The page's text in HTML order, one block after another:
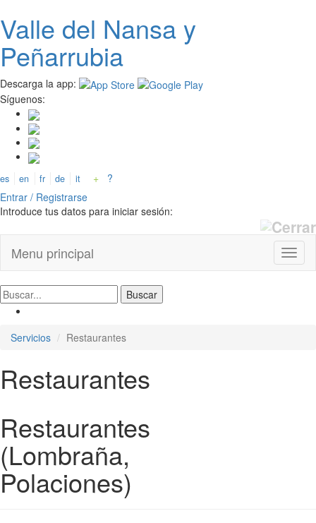
Pasar
al
contenido
principal
Valle del Nansay
Peñarrubia
Descarga la app:
Síguenos:
es en fr de it +
?
Entrar / Registrarse
Introduce tus datos para iniciar sesión:
Menu principal
Servicios Restaurantes
Restaurantes
Restaurantes
(Lombraña,
Polaciones)